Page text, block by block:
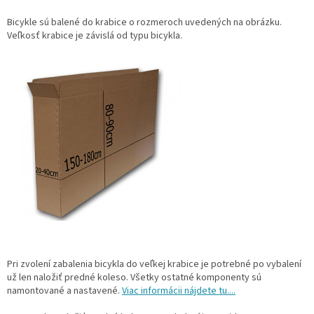
Bicykle sú balené do krabice o rozmeroch uvedených na obrázku.
Veľkosť krabice je závislá od typu bicykla.
Pri zvolení zabalenia bicykla do veľkej krabice je potrebné po vybalení
už len naložiť predné koleso. Všetky ostatné komponenty sú
namontované a nastavené. Viac informácii nájdete tu....